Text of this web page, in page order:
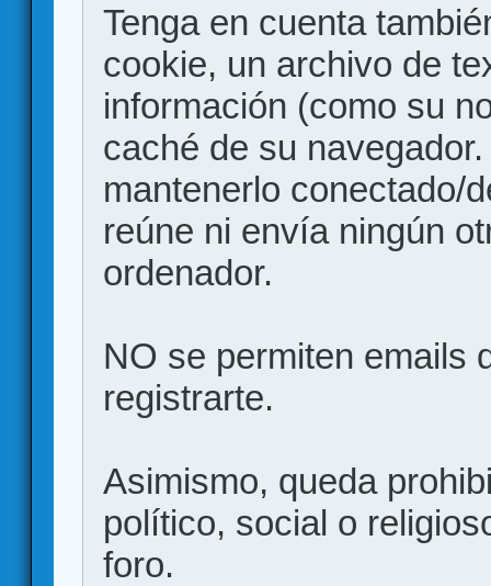
Tenga en cuenta
cookie, un archivo de
información (como su
caché de su
mantenerlo conectado/
reúne ni envía ningún
ordenador.
NO se permiten emails
registrarte.
Asimismo, queda
político, social o
foro.